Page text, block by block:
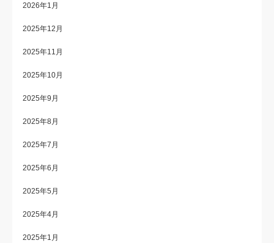
2026年1月
2025年12月
2025年11月
2025年10月
2025年9月
2025年8月
2025年7月
2025年6月
2025年5月
2025年4月
2025年1月